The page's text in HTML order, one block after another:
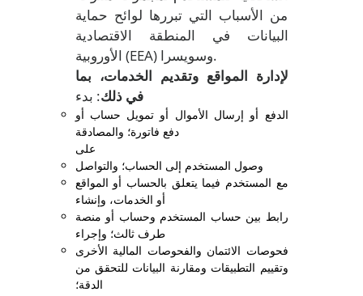
من الأسباب التي تبررها لوائح حماية
البيانات في المنطقة الاقتصادية
الأوروبية (EEA) وسويسرا.
لإدارة المواقع وتقديم الخدمات، بما
في ذلك: بدء
الدفع أو إرسال الأموال أو تمويل حساب أو
دفع فاتورة؛ والمصادقة
على
وصول المستخدم إلى الحساب؛ والتواصل
مع المستخدم فيما يتعلق بالحساب أو المواقع
أو الخدمات، وإنشاء
رابط بين حساب المستخدم وحساب أو منصة
طرف ثالث؛ وإجراء
فحوصات الائتمان والفحوصات المالية الأخرى
وتقييم التطبيقات ومقارنة البيانات للتحقق من
الدقة؛